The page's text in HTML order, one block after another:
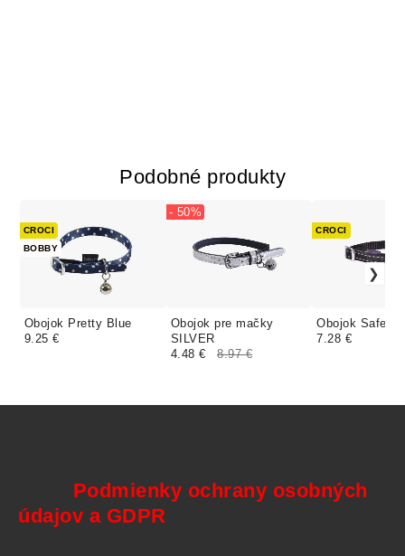
Podobné produkty
Obojok Pretty Blue
CROCI
BOBBY
9.25 €
Obojok pre mačky
SILVER
- 50%
4.48 € 8.97 €
Obojok Safe
CROCI
7.28 €
Podmienky ochrany osobných
údajov a GDPR